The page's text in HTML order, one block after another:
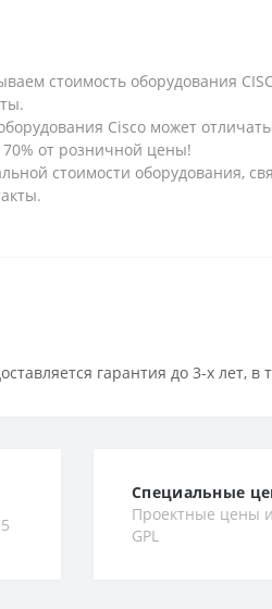
стоимость оборудования
Cisco может
70% от розничной цены!
стоимости оборудования,
гарантия до 3-х лет,
Специальные
Проектные цены
GPL